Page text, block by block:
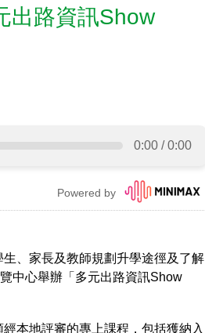
出路資訊Show
、家長及教師規劃升學途徑及了解
中心舉辦「多元出路資訊Show
本地評審的專上課程，包括獲納入